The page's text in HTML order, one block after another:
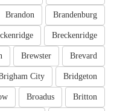
Brandenburg
Brandon
Breckenridge
Brevard
Brewster
Bridgeton
City
Britton
Broadus